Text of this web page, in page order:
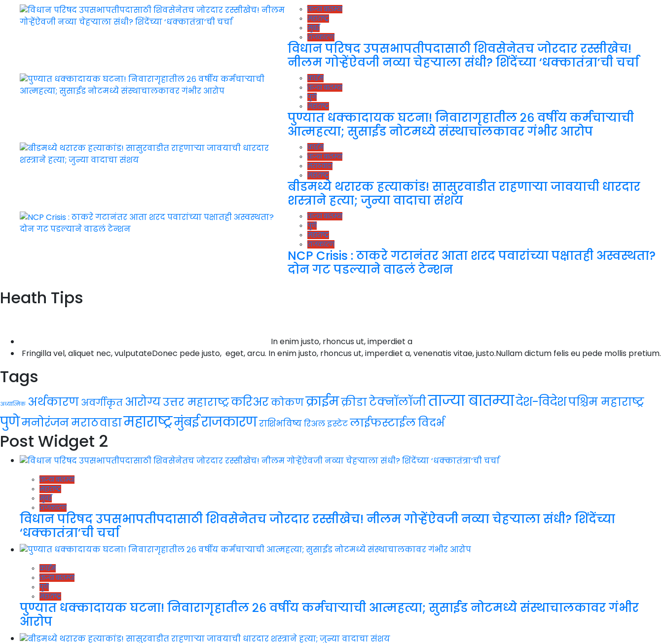
ताज्या बातम्या
महाराष्ट्र
मुंबई
राजकारण
विधान परिषद उपसभापतीपदासाठी शिवसेनेतच जोरदार रस्सीखेच!
नीलम गोऱ्हेंऐवजी नव्या चेहऱ्याला संधी? शिंदेंच्या ‘धक्कातंत्रा’ची चर्चा
क्राईम
ताज्या बातम्या
पुणे
महाराष्ट्र
पुण्यात धक्कादायक घटना! निवारागृहातील २६ वर्षीय कर्मचाऱ्याची
आत्महत्या; सुसाईड नोटमध्ये संस्थाचालकावर गंभीर आरोप
क्राईम
ताज्या बातम्या
मराठवाडा
महाराष्ट्र
बीडमध्ये थरारक हत्याकांड! सासुरवाडीत राहणाऱ्या जावयाची धारदार
शस्त्राने हत्या; जुन्या वादाचा संशय
ताज्या बातम्या
पुणे
महाराष्ट्र
राजकारण
NCP Crisis : ठाकरे गटानंतर आता शरद पवारांच्या पक्षातही अस्वस्थता?
दोन गट पडल्याने वाढलं टेन्शन
Heath Tips
In enim justo, rhoncus ut, imperdiet a
Fringilla vel, aliquet nec, vulputateDonec pede justo, eget, arcu. In enim justo, rhoncus ut, imperdiet a, venenatis vitae, justo.Nullam dictum felis eu pede mollis pretium.
Tags
अध्यात्मिक अर्थकारणअवर्गीकृत आरोग्यउत्तर महाराष्ट्रकरिअरकोकणक्राईमक्रीडाटेक्नॉलॉजीताज्या बातम्यादेश-विदेशपश्चिम महाराष्ट्र
पुणेमनोरंजनमराठवाडामहाराष्ट्रमुंबईराजकारणराशिभविष्यरिअल इस्टेटलाईफस्टाईलविदर्भ
Post Widget 2
ताज्या बातम्या
महाराष्ट्र
मुंबई
राजकारण
विधान परिषद उपसभापतीपदासाठी शिवसेनेतच जोरदार रस्सीखेच! नीलम गोऱ्हेंऐवजी नव्या चेहऱ्याला संधी? शिंदेंच्या
‘धक्कातंत्रा’ची चर्चा
क्राईम
ताज्या बातम्या
पुणे
महाराष्ट्र
पुण्यात धक्कादायक घटना! निवारागृहातील २६ वर्षीय कर्मचाऱ्याची आत्महत्या; सुसाईड नोटमध्ये संस्थाचालकावर गंभीर
आरोप